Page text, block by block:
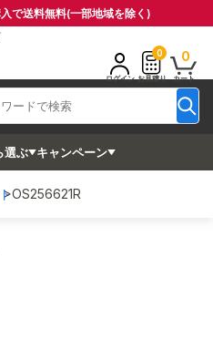
で送料無料(一部地域を除く)
ログイン
0
お見積り
0
カート
選ぶ キャンペーン
OS256621R